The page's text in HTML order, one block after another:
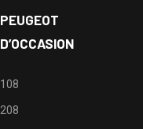
PEUGEOT
D’OCCASION
108
208